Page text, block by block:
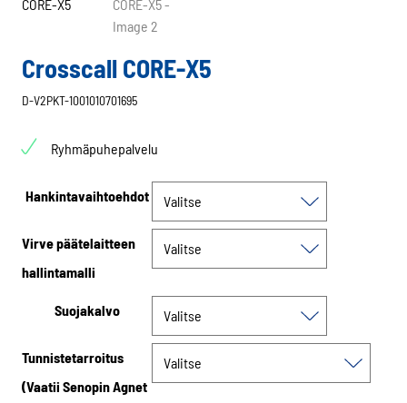
Crosscall CORE-X5
D-V2PKT-1001010701695
Ryhmäpuhepalvelu
Hankintavaihtoehdot
Virve päätelaitteen
hallintamalli
Suojakalvo
Tunnistetarroitus
(Vaatii Senopin Agnet